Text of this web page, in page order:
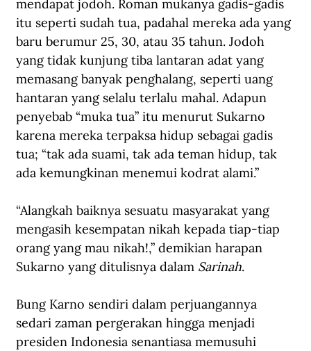
mendapat jodoh. Roman mukanya gadis-gadis
itu seperti sudah tua, padahal mereka ada yang
baru berumur 25, 30, atau 35 tahun. Jodoh
yang tidak kunjung tiba lantaran adat yang
memasang banyak penghalang, seperti uang
hantaran yang selalu terlalu mahal. Adapun
penyebab “muka tua” itu menurut Sukarno
karena mereka terpaksa hidup sebagai gadis
tua; “tak ada suami, tak ada teman hidup, tak
ada kemungkinan menemui kodrat alami.”
“Alangkah baiknya sesuatu masyarakat yang
mengasih kesempatan nikah kepada tiap-tiap
orang yang mau nikah!,” demikian harapan
Sukarno yang ditulisnya dalam Sarinah.
Bung Karno sendiri dalam perjuangannya
sedari zaman pergerakan hingga menjadi
presiden Indonesia senantiasa memusuhi